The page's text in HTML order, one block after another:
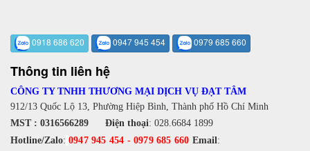
0918 686 620 0947 945 454 0979 685 660
Thông tin liên hệ
CÔNG TY TNHH THƯƠNG MẠI DỊCH VỤ ĐẠT TÂM
912/13 Quốc Lộ 13, Phường Hiệp Bình, Thành phố Hồ Chí Minh
MST : 0316566289 Điện thoại: 028.6684 1899
Hotline/Zalo: 0947 945 454 -0979 685 660 Email: